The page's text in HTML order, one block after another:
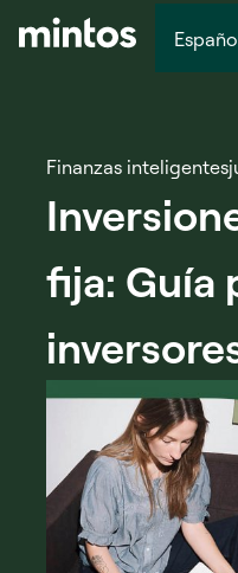
Italiano
Finanzas inteligentes
fija: Guía